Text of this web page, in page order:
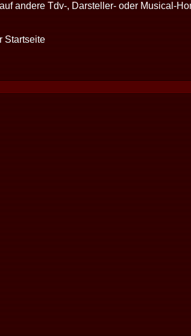
andere Tdv-, Darsteller- oder Musical-
Startseite